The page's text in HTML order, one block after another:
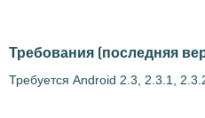
Требования (последняя
Требуется Android 2.3, 2.3.1,